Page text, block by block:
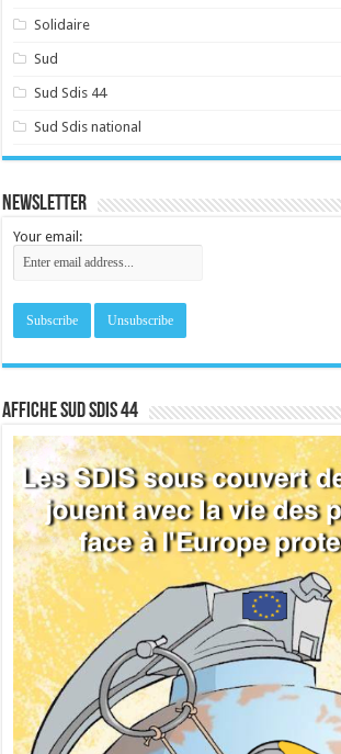
Solidaire
Sud
Sud Sdis 44
Sud Sdis national
Newsletter
Your email:
Affiche sud SDIS 44